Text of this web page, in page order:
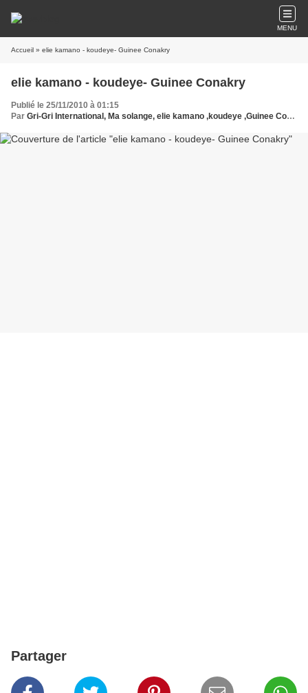
MENU
Accueil » elie kamano - koudeye- Guinee Conakry
elie kamano - koudeye- Guinee Conakry
Publié le 25/11/2010 à 01:15
Par Gri-Gri International, Ma solange, elie kamano ,koudeye ,Guinee Conakry
Partager